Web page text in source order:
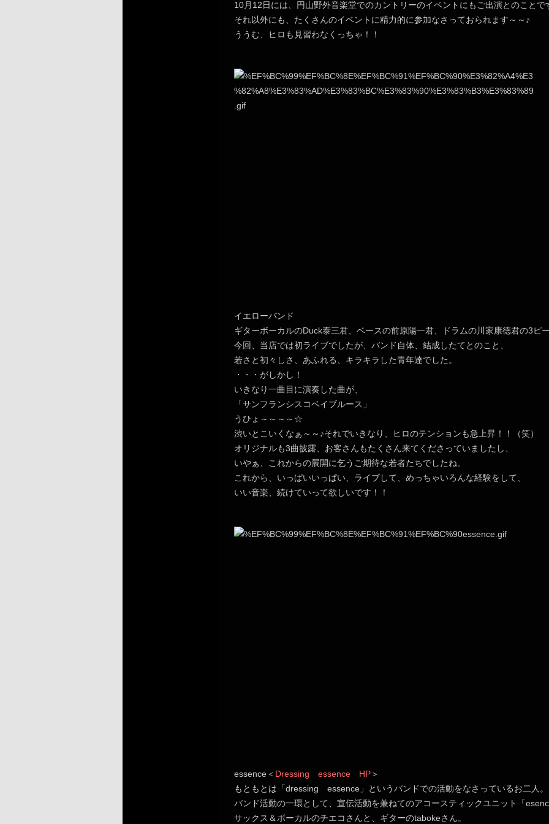
10月12日には、円山野外音楽堂でのカントリーのイベントにもご出演とのことで
それ以外にも、たくさんのイベントに精力的に参加なさっておられます～～♪
ううむ、ヒロも見習わなくっちゃ！！
イエローバンド
ギターボーカルのDuck泰三君、ベースの前原陽一君、ドラムの川家康徳君の3ピ
今回、当店では初ライブでしたが、バンド自体、結成したてとのこと、
若さと初々しさ、あふれる、キラキラした青年達でした。
・・・がしかし！
いきなり一曲目に演奏した曲が、
「サンフランシスコベイブルース」
うひょ～～～～☆
渋いとこいくなぁ～～♪それでいきなり、ヒロのテンションも急上昇！！（笑）
オリジナルも3曲披露、お客さんもたくさん来てくださっていましたし、
いやぁ、これからの展開に乞うご期待な若者たちでしたね。
これから、いっぱいいっぱい、ライブして、めっちゃいろんな経験をして、
いい音楽、続けていって欲しいです！！
essence＜ Dressing essence HP＞
もともとは「dressing essence」というバンドでの活動をなさっているお二人。
バンド活動の一環として、宣伝活動を兼ねてのアコースティックユニット「
サックス＆ボーカルのチエコさんと、ギターのtabokeさん。